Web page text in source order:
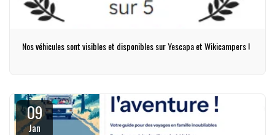
Nos véhicules sont visibles et disponibles sur Yescapa et Wikicampers !
09
Jan